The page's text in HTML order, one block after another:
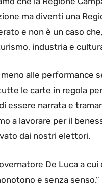
ma diventi una
e non è un caso
industria e
alle performance
le carte in regola
essere narrata e
a lavorare per il
dai nostri elettori.
De Luca a
e senza